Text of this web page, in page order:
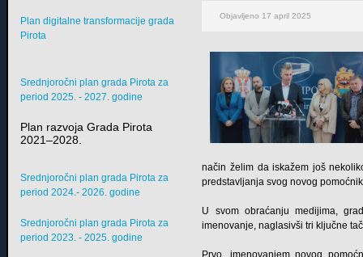
Objavljeno 17 april 2025
način želim da iskažem još
predstavljanja svog novog
U svom obraćanju medijima,
imenovanje, naglasivši tri ključne
Plan digitalne transformacije grada
Pirota
Srednjoročni plan grada Pirota za
period 2025. - 2027. godine
Plan razvoja Grada Pirota
2021–2028.
Srednjoročni plan grada Pirota za
period 2024.- 2026. godine
Srednjoročni plan grada Pirota za
period 2023. - 2025. godine